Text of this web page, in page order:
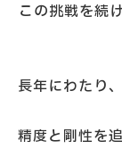
この挑戦を続
長年にわたり
精度と剛性を